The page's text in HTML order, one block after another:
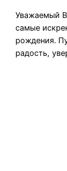
Уважаемый
самые
рождения.
радость,